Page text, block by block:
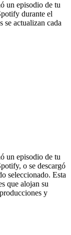
un episodio de tu
durante el
se actualizan cada
un episodio de tu
o se descargó
seleccionado. Esta
que alojan su
y